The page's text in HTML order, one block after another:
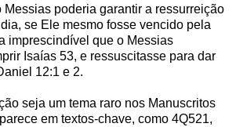
Messias poderia garantir a ressurreição
se Ele mesmo fosse vencido pela
imprescindível que o Messias
Isaías 53, e ressuscitasse para dar
12:1 e 2.
seja um tema raro nos Manuscritos
em textos-chave, como 4Q521,